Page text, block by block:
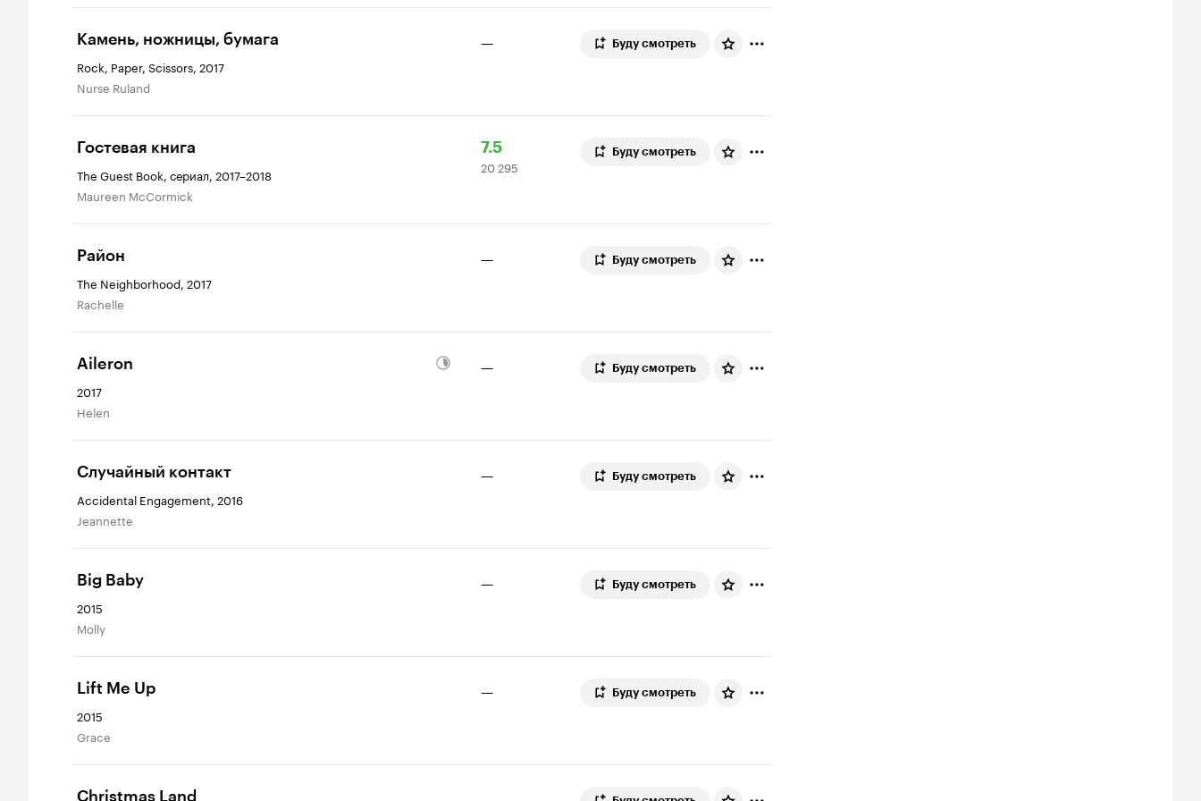
Камень, ножницы, бумага
Rock, Paper, Scissors, 2017
Nurse Ruland
— Буду смотреть
Гостевая книга
The Guest Book, сериал, 2017–2018
Maureen McCormick
Рейтинг
Кинопоиска
7.5
20
295
20 295
Буду смотреть
Район
The Neighborhood, 2017
Rachelle
— Буду смотреть
Aileron
2017
Helen
— Буду смотреть
Случайный контакт
Accidental Engagement, 2016
Jeannette
— Буду смотреть
Big Baby
2015
Molly
— Буду смотреть
Lift Me Up
2015
Grace
— Буду смотреть
Christmas Land